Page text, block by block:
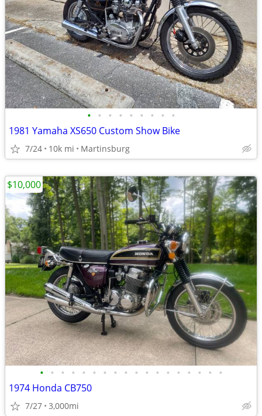
• • • • • • • • •
1981 Yamaha XS650 Custom Show Bike
7/24 10k mi Martinsburg
• • • • • • • • • • • • • • • • • •
1974 Honda CB750
7/27 3,000mi
$10,000